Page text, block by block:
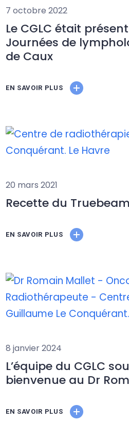
7 octobre 2022
Le CGLC était
Journées de
de Caux
EN SAVOIR PLUS
20 mars 2021
Recette du Truebeam
EN SAVOIR PLUS
8 janvier 2024
L’équipe du CGLC
bienvenue au Dr
EN SAVOIR PLUS